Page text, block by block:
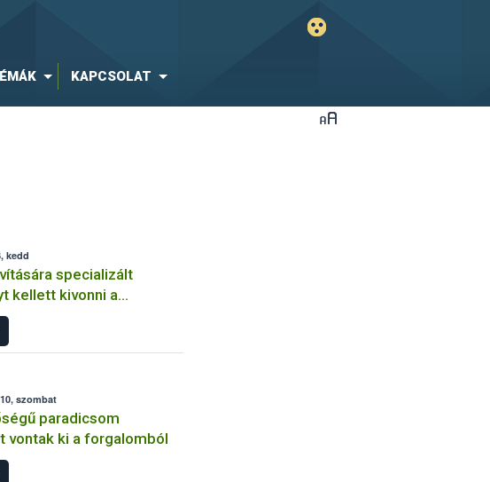
KAPCSOLAT
kedd
specializált
kellett kivonni a
szombat
paradicsom
vontak ki a forgalomból